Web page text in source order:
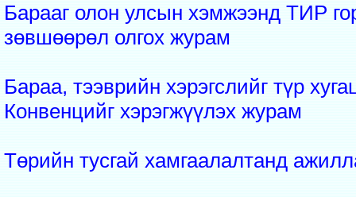
Барааг олон улсын хэмжээнд ТИР
зөвшөөрөл олгох журам
Бараа, тээврийн хэрэгслийг түр
Конвенцийг хэрэгжүүлэх журам
Төрийн тусгай хамгаалалтанд